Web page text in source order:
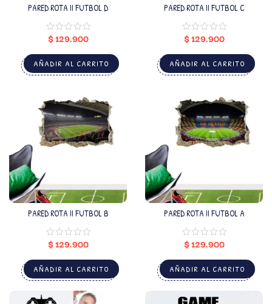
PARED ROTA II FUTBOL D
$129.900
AÑADIR AL CARRITO
PARED ROTA II FUTBOL C
$129.900
AÑADIR AL CARRITO
PARED ROTA II FUTBOL B
$129.900
AÑADIR AL CARRITO
PARED ROTA II FUTBOL A
$129.900
AÑADIR AL CARRITO